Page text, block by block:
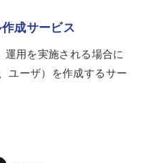
成サービス
用を実施される場合に
ユーザ）を作成するサー